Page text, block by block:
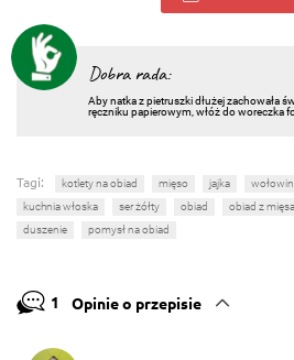
Dobra rada:
Aby natka z pietruszki dłużej zachowała
ręczniku papierowym, włóż do woreczka
Tagi: kotlety na obiad mięso jajka
kuchnia włoska
ser żółty obiad obiad z
duszenie
pomysł na obiad
1 Opinie o przepisie